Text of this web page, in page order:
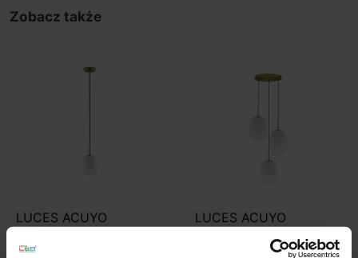
Zobacz także
LUCES ACUYO
wisząca 12W
LUCES ACUYO